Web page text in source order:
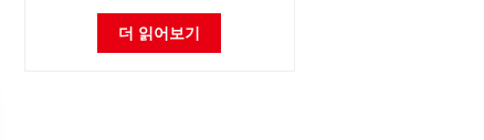
더 읽어보기